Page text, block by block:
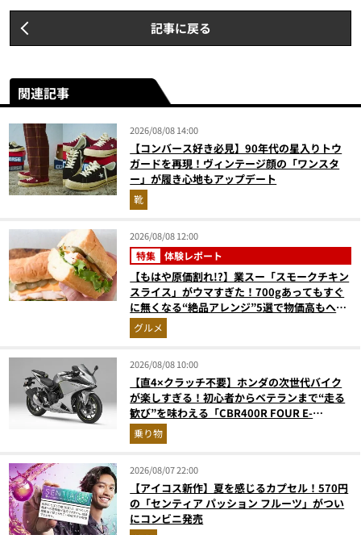
記事に戻る
関連記事
2026/08/08 14:00
【コンバース好き必見】90年代の星入りトウ
ガードを再現！ヴィンテージ顔の「ワンスタ
ー」が履き心地もアップデート
靴
2026/08/08 12:00
特集 体験レポート
【もはや原価割れ!?】業スー「スモークチキン
スライス」がウマすぎた！700gあってもすぐ
に無くなる“絶品アレンジ”5選で物価高もへっ
ちゃら
グルメ
2026/08/08 10:00
【直4×クラッチ不要】ホンダの次世代バイク
が楽しすぎる！初心者からベテランまで“走る
歓び”を味わえる「CBR400R FOUR E-
Clutch」を徹底解説
乗り物
2026/08/07 22:00
【アイコス新作】夏を感じるカプセル！570円
の「センティア パッション フルーツ」がつい
にコンビニ発売